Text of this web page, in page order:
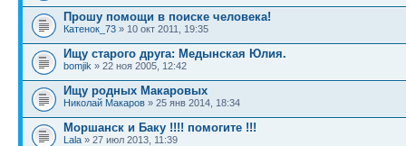
Прошу помощи в поиске человека!
Катенок_73 » 10 окт 2011, 19:35
Ищу старого друга: Медынская Юлия.
bomjik » 22 ноя 2005, 12:42
Ищу родных Макаровых
Николай Макаров » 25 янв 2014, 18:34
Моршанск и Баку !!!! помогите !!!
Lala » 27 июл 2013, 11:39